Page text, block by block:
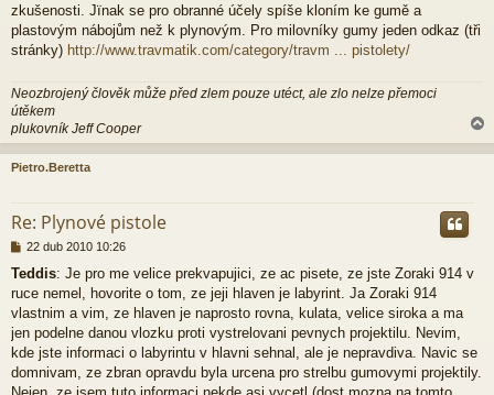
zkušenosti. Jïnak se pro obranné účely spíše kloním ke gumě a
plastovým nábojům než k plynovým. Pro milovníky gumy jeden odkaz (tři
stránky) http://www.travmatik.com/category/travm ... pistolety/
Neozbrojený člověk může před zlem pouze utéct, ale zlo nelze přemoci
útěkem
plukovník Jeff Cooper
a
h
Pietro.Beretta
Re: Plynové pistole
P
í
s
p
ě
v
e
k
22 dub 2010 10:26
Teddis: Je pro me velice prekvapujici, ze ac pisete, ze jste Zoraki 914 v
ruce nemel, hovorite o tom, ze jeji hlaven je labyrint. Ja Zoraki 914
vlastnim a vim, ze hlaven je naprosto rovna, kulata, velice siroka a ma
jen podelne danou vlozku proti vystrelovani pevnych projektilu. Nevim,
kde jste informaci o labyrintu v hlavni sehnal, ale je nepravdiva. Navic se
domnivam, ze zbran opravdu byla urcena pro strelbu gumovymi projektily.